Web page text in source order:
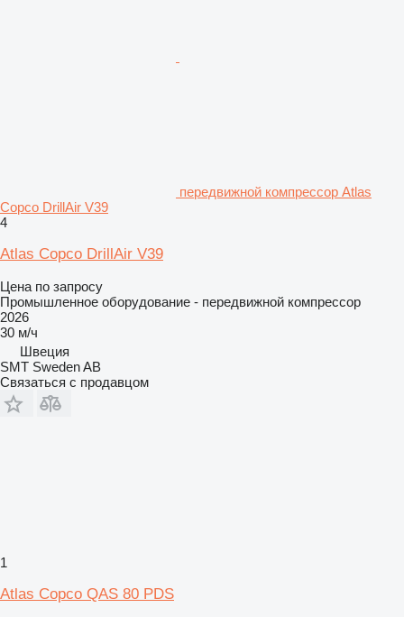
передвижной компрессор Atlas
Copco DrillAir V39
4
Atlas Copco DrillAir V39
Цена по запросу
Промышленное оборудование - передвижной компрессор
2026
30 м/ч
Швеция
SMT Sweden AB
Связаться с продавцом
1
Atlas Copco QAS 80 PDS